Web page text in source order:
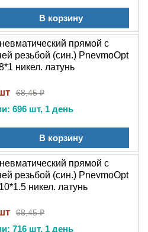
В корзину
прямой с
резьбой (син.) PnevmoOpt
никел. латунь
68,45 ₽
696 шт, 1 день
В корзину
прямой с
резьбой (син.) PnevmoOpt
никел. латунь
68,45 ₽
716 шт, 1 день